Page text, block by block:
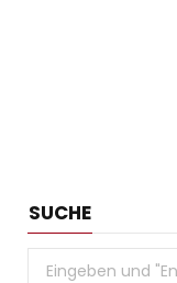
SUCHE
Search